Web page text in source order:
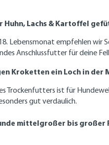
Huhn, Lachs & Kartoffel
Lebensmonat empfehlen wir
Anschlussfutter für deine
Kroketten ein Loch in der
Trockenfutters ist für
gut verdaulich.
mittelgroßer bis großer